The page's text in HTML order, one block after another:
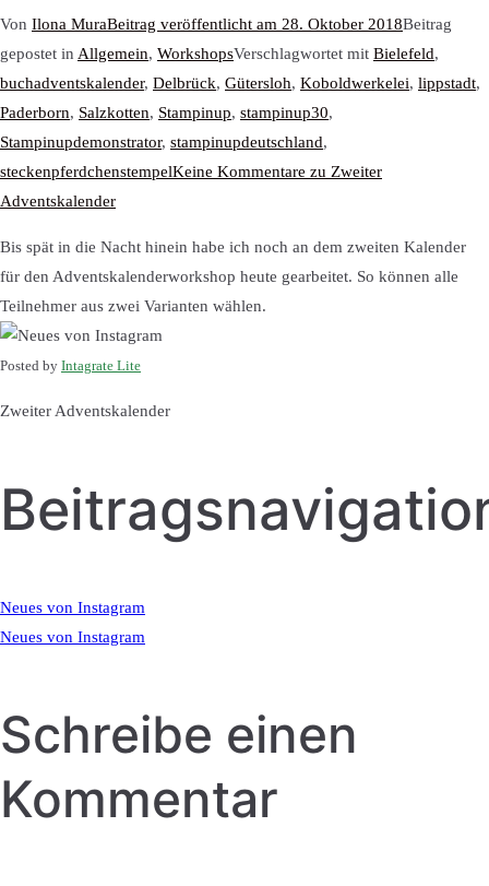
Von Ilona MuraBeitrag veröffentlicht am 28. Oktober 2018Beitrag
gepostet in Allgemein, WorkshopsVerschlagwortet mit Bielefeld,
buchadventskalender, Delbrück, Gütersloh, Koboldwerkelei, lippstadt,
Paderborn, Salzkotten, Stampinup, stampinup30,
Stampinupdemonstrator, stampinupdeutschland,
steckenpferdchenstempelKeine Kommentare zu Zweiter
Adventskalender
Bis spät in die Nacht hinein habe ich noch an dem zweiten Kalender
für den Adventskalenderworkshop heute gearbeitet. So können alle
Teilnehmer aus zwei Varianten wählen.
Posted by Intagrate Lite
Zweiter Adventskalender
Neues von Instagram
Neues von Instagram
Schreibe einen
Kommentar